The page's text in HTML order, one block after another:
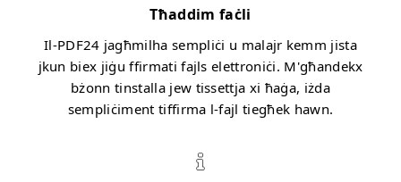
Tħaddim faċli
Il-PDF24 jagħmilha sempliċi u malajr kemm jista
jkun biex jiġu ffirmati fajls elettroniċi. M'għandekx
bżonn tinstalla jew tissettja xi ħaġa, iżda
sempliċiment tiffirma l-fajl tiegħek hawn.